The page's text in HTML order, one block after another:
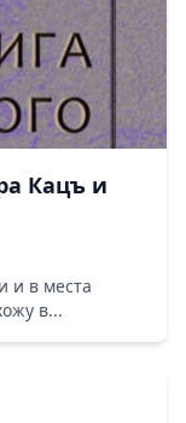
Кацъ и
и в места
в...